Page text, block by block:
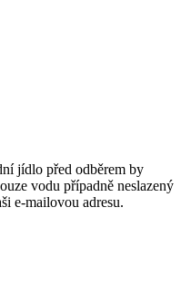
jídlo před odběrem by
vodu případně neslazený
e-mailovou adresu.